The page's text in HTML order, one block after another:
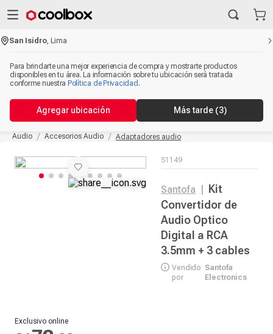
San Isidro ,Lima
Para brindarte una mejor experiencia de compra y mostrarte productos
disponibles en tu área. La información sobre tu ubicación será tratada
conforme nuestra Política de Privacidad .
Agregar ubicación Más tarde (2)
Audio Accesorios Audio Adaptadores audio
S1149
Santofa
Kit
Convertidor de
Audio Optico
Digital a RCA
3.5mm + 3 cables
Vendido
por
Santofa
Electronics
Exclusivo online